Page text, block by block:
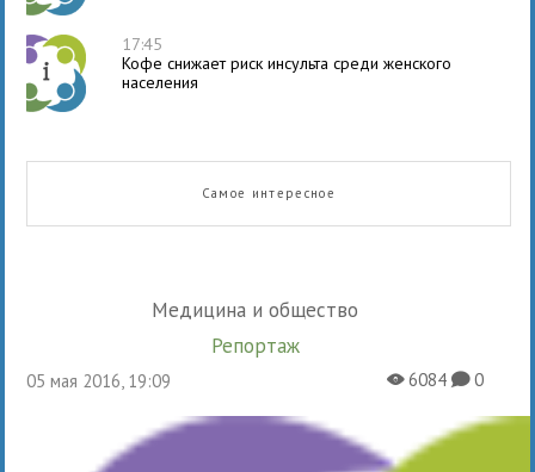
17:45
Кофе снижает риск инсульта среди женского
населения
Самое интересное
Медицина и общество
Репортаж
05 мая 2016, 19:09 X6084K0